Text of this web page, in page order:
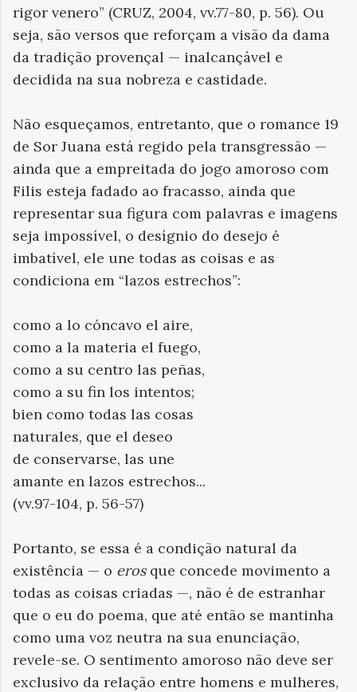
rigor venero” (CRUZ, 2004, vv.77-80, p. 56). Ou
seja, são versos que reforçam a visão da dama
da tradição provençal — inalcançável e
decidida na sua nobreza e castidade.
Não esqueçamos, entretanto, que o romance 19
de Sor Juana está regido pela transgressão —
ainda que a empreitada do jogo amoroso com
Filis esteja fadado ao fracasso, ainda que
representar sua figura com palavras e imagens
seja impossível, o desígnio do desejo é
imbatível, ele une todas as coisas e as
condiciona em “lazos estrechos”:
como a lo cóncavo el aire,
como a la materia el fuego,
como a su centro las peñas,
como a su fin los intentos;
bien como todas las cosas
naturales, que el deseo
de conservarse, las une
amante en lazos estrechos...
(vv.97-104, p. 56-57)
Portanto, se essa é a condição natural da
existência — o erosque concede movimento a
todas as coisas criadas —, não é de estranhar
que o eu do poema, que até então se mantinha
como uma voz neutra na sua enunciação,
revele-se. O sentimento amoroso não deve ser
exclusivo da relação entre homens e mulheres,